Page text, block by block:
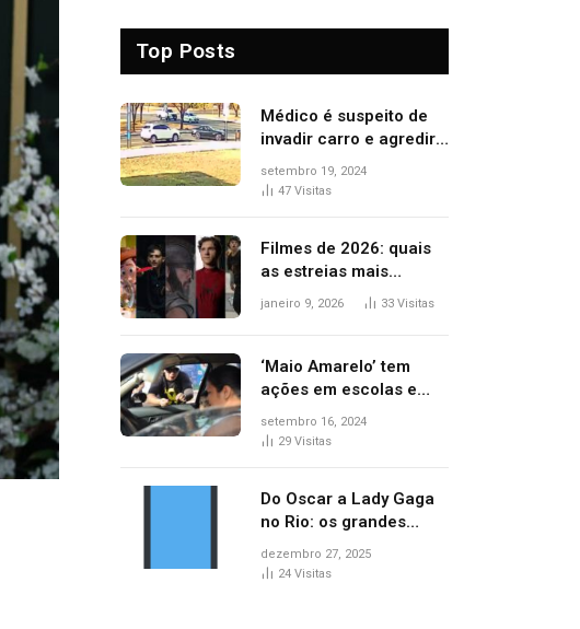
Top Posts
Médico é suspeito de
invadir carro e agredir
delegado aposentado
durante confusão no
setembro 19, 2024
47 Visitas
Filmes de 2026: quais
as estreias mais
aguardadas do ano?
janeiro 9, 2026 33 Visitas
‘Maio Amarelo’ tem
ações em escolas e
ruas para prevenir
acidentes no trânsito
setembro 16, 2024
29 Visitas
Do Oscar a Lady Gaga
no Rio: os grandes
marcos da cultura em
2025
dezembro 27, 2025
24 Visitas